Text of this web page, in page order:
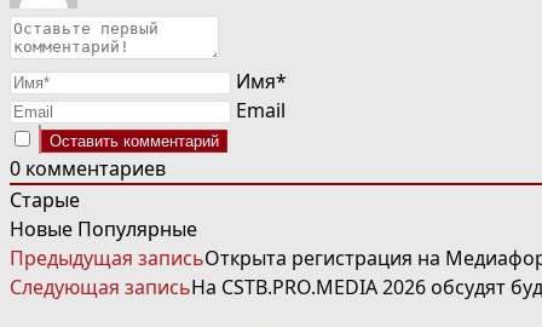
Имя*
Email
0 комментариев
Старые
Новые Популярные
ЧИТАТЬ
ДАЛЕЕ
СТАТЬИ
Предыдущая записьОткрыта регистрация на
Следующая записьНа CSTB.PRO.MEDIA 2026 обсудят